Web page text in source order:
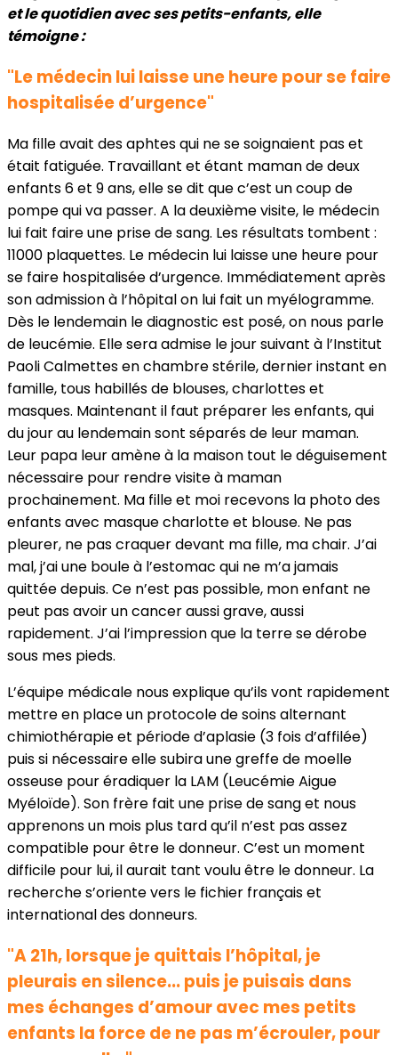
et le quotidien avec ses petits-enfants, elle
témoigne :
"Le médecin lui laisse une heure pour se faire
hospitalisée d’urgence"
Ma fille avait des aphtes qui ne se soignaient pas et
était fatiguée. Travaillant et étant maman de deux
enfants 6 et 9 ans, elle se dit que c’est un coup de
pompe qui va passer. A la deuxième visite, le médecin
lui fait faire une prise de sang. Les résultats tombent :
11000 plaquettes. Le médecin lui laisse une heure pour
se faire hospitalisée d’urgence. Immédiatement après
son admission à l’hôpital on lui fait un myélogramme.
Dès le lendemain le diagnostic est posé, on nous parle
de leucémie. Elle sera admise le jour suivant à l’Institut
Paoli Calmettes en chambre stérile, dernier instant en
famille, tous habillés de blouses, charlottes et
masques. Maintenant il faut préparer les enfants, qui
du jour au lendemain sont séparés de leur maman.
Leur papa leur amène à la maison tout le déguisement
nécessaire pour rendre visite à maman
prochainement. Ma fille et moi recevons la photo des
enfants avec masque charlotte et blouse. Ne pas
pleurer, ne pas craquer devant ma fille, ma chair. J’ai
mal, j’ai une boule à l’estomac qui ne m’a jamais
quittée depuis. Ce n’est pas possible, mon enfant ne
peut pas avoir un cancer aussi grave, aussi
rapidement. J’ai l’impression que la terre se dérobe
sous mes pieds.
L’équipe médicale nous explique qu’ils vont rapidement
mettre en place un protocole de soins alternant
chimiothérapie et période d’aplasie (3 fois d’affilée)
puis si nécessaire elle subira une greffe de moelle
osseuse pour éradiquer la LAM (Leucémie Aigue
Myéloïde). Son frère fait une prise de sang et nous
apprenons un mois plus tard qu’il n’est pas assez
compatible pour être le donneur. C’est un moment
difficile pour lui, il aurait tant voulu être le donneur. La
recherche s’oriente vers le fichier français et
international des donneurs.
"A 21h, lorsque je quittais l’hôpital, je
pleurais en silence... puis je puisais dans
mes échanges d’amour avec mes petits
enfants la force de ne pas m’écrouler, pour